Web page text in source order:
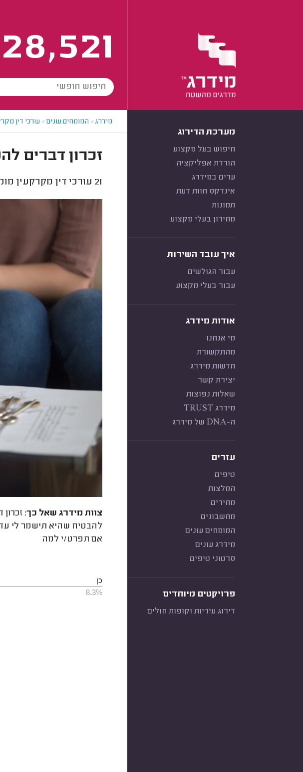
מערכת הדירוג
חיפוש בעל מקצוע
הורדת אפליקציה
ערים במידרג
אינדקס חוות דעת
תמונות
מחירון בעלי מקצוע
איך עובד השירות
עבור הגולשים
עבור בעלי מקצוע
אודות מידרג
מי אנחנו
מהתקשורת
חדשות מידרג
יצירת קשר
שאלות נפוצות
מידרג TRUST
ה-DNA של מידרג
עזרים
טיפים
המלצות
מחירים
מחשבונים
המומחים עונים
מידרג עונים
סרטוני טיפים
פרויקטים מיוחדים
דירוג עיריות וקופות חולים
מידרג> המומחים עונים> עורכי דין
זכרון דברים
21 עורכי דין מקרקעין
צוות מידרג שאל כך:
להבטיח שהיא תישמר לי
אם תפרט/י למה
כן
8.3%